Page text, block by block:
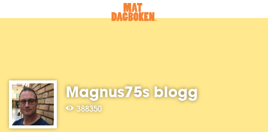
Magnus75s blogg
388350